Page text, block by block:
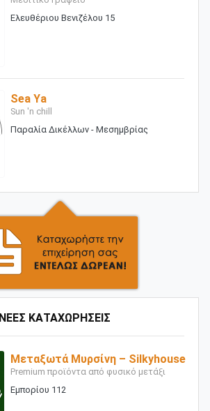
Ελευθέριου Βενιζέλου 15
Sea Ya
Sun 'n chill
Παραλία Δικέλλων - Μεσημβρίας
ΝΕΕΣ ΚΑΤΑΧΩΡΗΣΕΙΣ
Μεταξωτά Μυρσίνη – Silkyhouse
Premium προϊόντα από φυσικό μετάξι
Εμπορίου 112